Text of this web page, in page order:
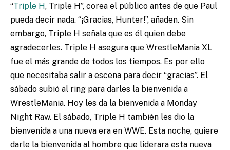
“Triple H, Triple H”, corea el público antes de que Paul
pueda decir nada. “¡Gracias, Hunter!”, añaden. Sin
embargo, Triple H señala que es él quien debe
agradecerles. Triple H asegura que WrestleMania XL
fue el más grande de todos los tiempos. Es por ello
que necesitaba salir a escena para decir “gracias”. El
sábado subió al ring para darles la bienvenida a
WrestleMania. Hoy les da la bienvenida a Monday
Night Raw. El sábado, Triple H también les dio la
bienvenida a una nueva era en WWE. Esta noche, quiere
darle la bienvenida al hombre que liderara esta nueva